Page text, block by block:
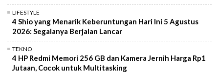
LIFESTYLE
4 Shio yang Menarik Keberuntungan Hari Ini 5 Agustus
2026: Segalanya Berjalan Lancar
TEKNO
4 HP Redmi Memori 256 GB dan Kamera Jernih Harga Rp1
Jutaan, Cocok untuk Multitasking